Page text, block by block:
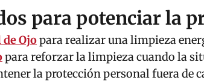
para potenciar la
Ojopara realizar una limpieza
para reforzar la limpieza cuando la
la protección personal fuera de